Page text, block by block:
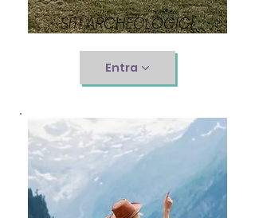
SITI ARCHEOLOGICI
Entra